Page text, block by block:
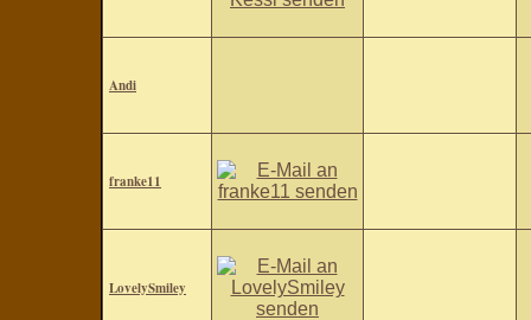
Andi
franke11
LovelySmiley